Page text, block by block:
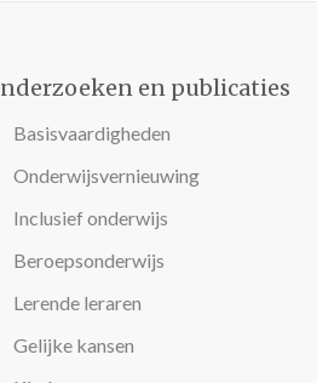
en publicaties
Basisvaardigheden
Onderwijsvernieuwing
Inclusief onderwijs
Beroepsonderwijs
Lerende leraren
Gelijke kansen